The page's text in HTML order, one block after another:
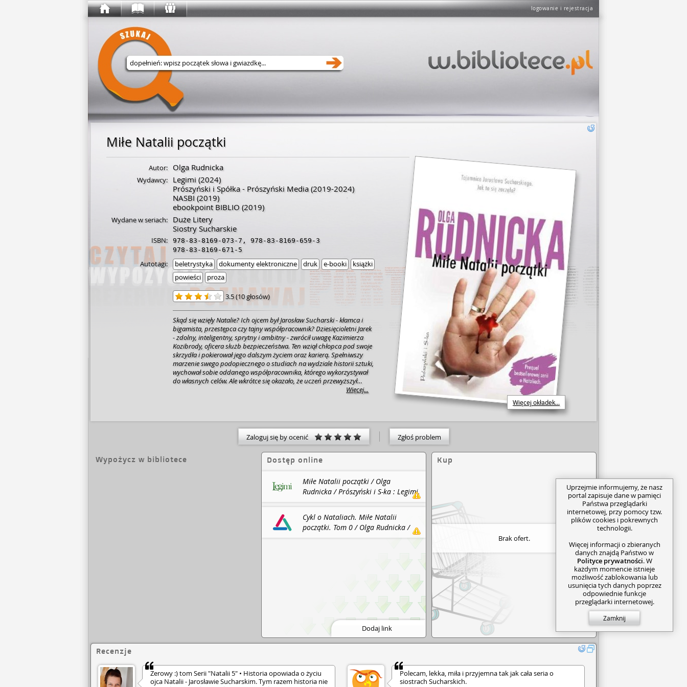
logowanie i rejestracja
Wyszukaj w serwisie
Miłe Natalii początki
Więcej okładek...
Autor: Olga Rudnicka
Wydawcy: Legimi (2024)
Prószyński i Spółka - Prószyński Media(2019-2024)
NASBI (2019)
ebookpoint BIBLIO (2019)
Wydane w seriach:
Duże Litery
Siostry Sucharskie
ISBN: 978-83-8169-073-7 , 978-83-8169-659-3
978-83-8169-671-5
Autotagi: beletrystyka dokumenty elektroniczne druk e-booki
książki
powieści
proza
3.5(10 głosów)
Skąd się wzięły Natalie? Ich ojcem był Jarosław Sucharski - kłamca i
bigamista, przestępca czy tajny współpracownik?Dziesięcioletni Jarek
- zdolny, inteligentny, sprytny i ambitny - zwrócił uwagę Kazimierza
Kozibrody, oficera służb bezpieczeństwa. Ten wziął chłopca pod swoje
skrzydła i pokierował jego dalszym życiem oraz karierą. Spełniwszy
marzenie swego podopiecznego o studiach na wydziale historii sztuki,
wychował sobie oddanego współpracownika, którego wykorzystywał
do własnych celów. Ale wkrótce się okazało, że uczeń przewyższył
Jarosław Sucharski, zręcznie poruszając się w realiach
Olga Rudnicka (ur. 1988) - znana autorka cyklu powieści
sensacyjnych "Natalii 5" i wielu innych powraca w prequelu serii.
Miłośniczka zwierząt, natury i dobrego jedzenia. Kocha jazdę konną i
dobrą książkę. Nigdy nie polubi kawy i hipokryzji. Zawsze będzie
podążać za swoimi marzeniami.
Więcej...
Zaloguj się by ocenić Zgłoś problem
Wypożycz w bibliotece Dostęp online
Miłe Natalii początki / Olga
Rudnicka / Prószyński i S-ka : Legimi,
2024.
Cykl o Nataliach. Miłe Natalii
początki. Tom 0 / Olga Rudnicka /
Prószyński Media : ebookpoint
Dodaj link
Kup
Brak ofert.
Recenzje
Zerowy :) tom Serii "Natalii 5" • Historia opowiada o życiu
ojca Natalii - Jarosławie Sucharskim. Tym razem historia nie
Polecam, lekka, miła i przyjemna tak jak cała seria o
siostrach Sucharskich.
Uprzejmie informujemy, że nasz
portal zapisuje dane w pamięci
Państwa przeglądarki
internetowej, przy pomocy tzw.
plików cookies i pokrewnych
technologii.
Więcej informacji o zbieranych
danych znajdą Państwo w
Polityce prywatności. W
każdym momencie istnieje
możliwość zablokowania lub
usunięcia tych danych poprzez
odpowiednie funkcje
przeglądarki internetowej.
Zamknij